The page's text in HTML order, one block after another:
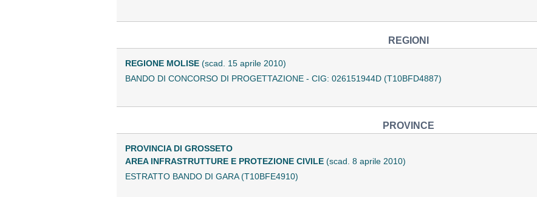
REGIONI
REGIONE MOLISE (scad. 15 aprile 2010)
BANDO DI CONCORSO DI PROGETTAZIONE - CIG: 026151944D (T10BFD4887)
PROVINCE
PROVINCIA DI GROSSETO
AREA INFRASTRUTTURE E PROTEZIONE CIVILE (scad. 8 aprile 2010)
ESTRATTO BANDO DI GARA (T10BFE4910)